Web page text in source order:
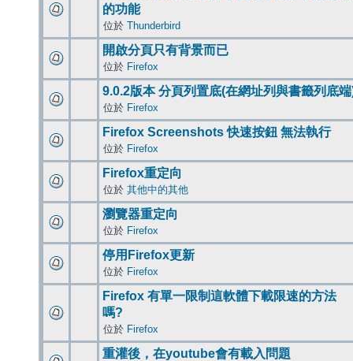
的功能
位於 Thunderbird
開啟分頁只有背景而已
位於 Firefox
9.0.2版本 分頁列置底(在網址列與書籤列底
位於 Firefox
Firefox Screenshots 快速按鈕 無法執行
位於 Firefox
Firefox重定向
位於 其他中的其他
瀏覽器重定向
位於 Firefox
停用Firefox更新
位於 Firefox
Firefox 有單一限制這軟體下載限速的方法
嗎?
位於 Firefox
重灌後，在youtube會有載入問題